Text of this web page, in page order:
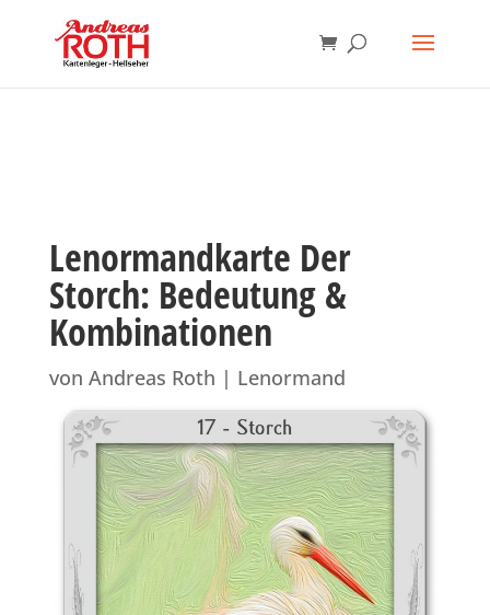
Lenormandkarte Der
Storch: Bedeutung &
Kombinationen
von Andreas Roth | Lenormand